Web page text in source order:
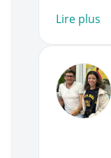
Lire plus